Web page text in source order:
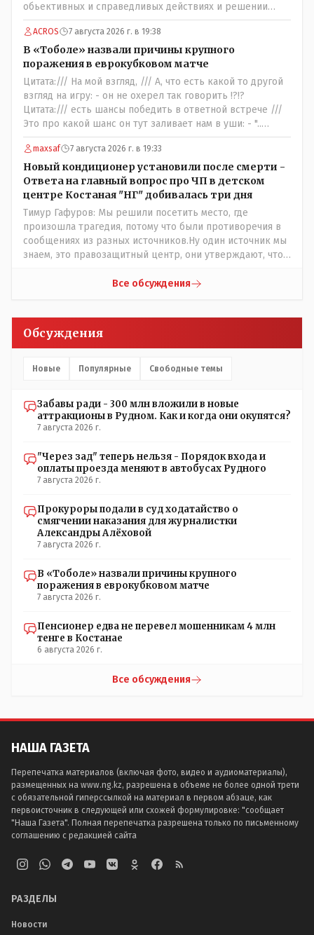
обьективных и справедливых действиях и решении
именно АПЕЛЛЯЦИОННОГО суда, а не суда ПЕРВОЙ
инстанции ??? Значит она посчитала что суд первой
инстанции вынес: - ."....НЕ ОБЬЕКТИВНОЕ и
НЕСПРАВЕДЛИВОЕ решение....." - так можно
интрепретировать её высказывание ???
ACROS 7 августа 2026 г. в 19:38
В «Тоболе» назвали причины крупного
поражения в еврокубковом матче
Цитата:/// На мой взгляд, /// А, что есть какой то другой
взгляд на игру: - он не охерел так говорить !?!?
Цитата:/// есть шансы победить в ответной встрече ///
Это про какой шанс он тут заливает нам в уши: - "..
забить на своём поле ЧЕТЫРЕ гола и при этом не
пропустить ни ОДНОГО,,,,"- сказки Венского леса.
Цитата://я поздравляю их с этой победой// Значит
морально: - игроки Тобола уже проиграли ответную
встречу: - чудо на поле не бывает, если только у тебя в
команде играет сам Марадона....
maxsaf 7 августа 2026 г. в 19:33
Новый кондиционер установили после смерти -
Ответа на главный вопрос про ЧП в детском
центре Костаная "НГ" добивалась три дня
Тимур Гафуров: Мы решили посетить место, где
произошла трагедия, потому что были противоречия в
сообщениях из разных источников.Ну один источник мы
знаем, это правозащитный центр, они утверждают, что
второй источник, с противоречивой информацией? Кто
Все обсуждения
Обсуждения
Новые Популярные Свободные темы
Забавы ради - 300 млн вложили в новые
аттракционы в Рудном. Как и когда они окупятся?
7 августа 2026 г.
"Через зад" теперь нельзя - Порядок входа и
оплаты проезда меняют в автобусах Рудного
7 августа 2026 г.
Прокуроры подали в суд ходатайство о
смягчении наказания для журналистки
Александры Алёховой
7 августа 2026 г.
В «Тоболе» назвали причины крупного
поражения в еврокубковом матче
7 августа 2026 г.
Пенсионер едва не перевел мошенникам 4 млн
тенге в Костанае
6 августа 2026 г.
Все обсуждения
НАША ГАЗЕТА
Перепечатка материалов (включая фото, видео и аудиоматериалы),
размещенных на www.ng.kz, разрешена в объеме не более одной трети
с обязательной гиперссылкой на материал в первом абзаце, как
первоисточник в следующей или схожей формулировке: "сообщает
"Наша Газета". Полная перепечатка разрешена только по письменному
соглашению с редакцией сайта
РАЗДЕЛЫ
Новости